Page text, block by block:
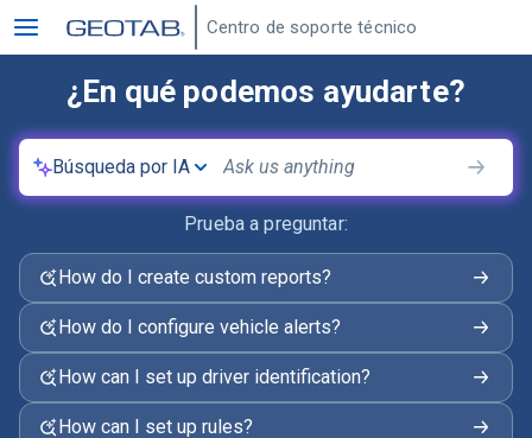
Centro de soporte técnico
¿En qué podemos ayudarte?
Búsqueda por IA
Prueba a preguntar:
How do I create custom reports?
How do I configure vehicle alerts?
How can I set up driver identification?
How can I set up rules?